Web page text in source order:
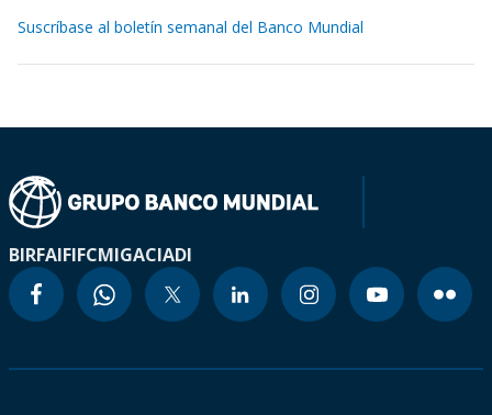
Suscríbase al boletín semanal del Banco Mundial
BIRFAIFIFCMIGACIADI